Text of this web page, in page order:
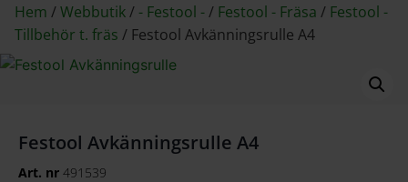
Hem /Webbutik/ - Festool -/ Festool - Fräsa / Festool -
Tillbehör t. fräs / Festool Avkänningsrulle A4
Festool Avkänningsrulle A4
Art. nr 491539